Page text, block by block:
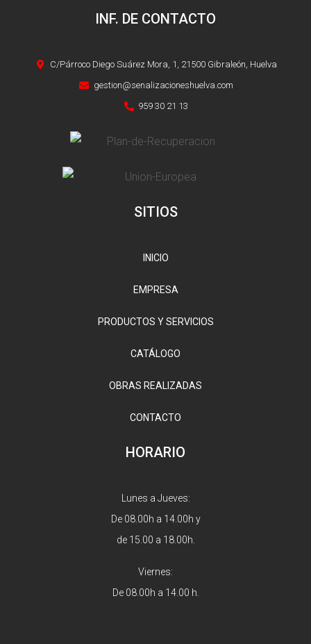
INF. DE CONTACTO
C/Párroco Diego Suárez Mora, 1, 21500 Gibraleón, Huelva
gestion@senalizacioneshuelva.com
959 30 21 13
SITIOS
INICIO
EMPRESA
PRODUCTOS Y SERVICIOS
CATÁLOGO
OBRAS REALIZADAS
CONTACTO
HORARIO
Lunes a Jueves:
De 08.00h a 14.00h y
de 15.00 a 18.00h.
Viernes:
De 08.00h a 14.00 h.